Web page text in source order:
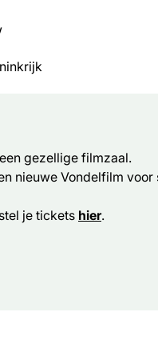
gezellige filmzaal.
nieuwe Vondelfilm voor
je tickets hier.